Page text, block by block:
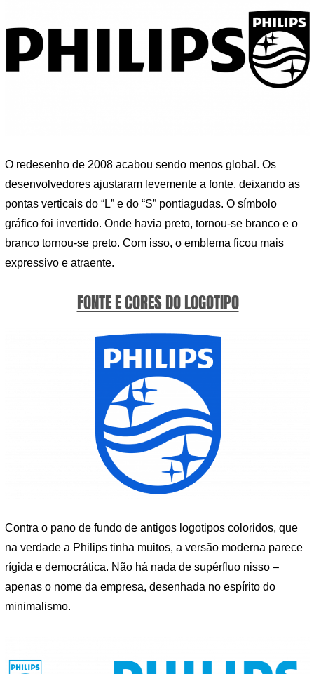
O redesenho de 2008 acabou sendo menos global. Os
desenvolvedores ajustaram levemente a fonte, deixando as
pontas verticais do “L” e do “S” pontiagudas. O símbolo
gráfico foi invertido. Onde havia preto, tornou-se branco e o
branco tornou-se preto. Com isso, o emblema ficou mais
expressivo e atraente.
FONTE E CORES DO LOGOTIPO
Contra o pano de fundo de antigos logotipos coloridos, que
na verdade a Philips tinha muitos, a versão moderna parece
rígida e democrática. Não há nada de supérfluo nisso –
apenas o nome da empresa, desenhada no espírito do
minimalismo.